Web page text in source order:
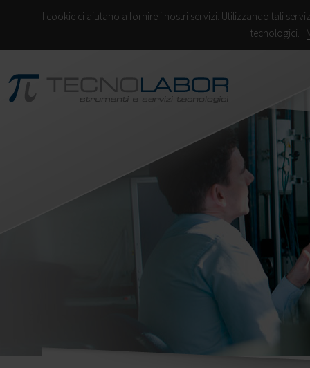
I cookie ci aiutano a fornire i nostri servizi. Utilizzando tali
tecnologici.